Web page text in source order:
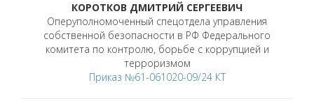
КОРОТКОВ ДМИТРИЙ СЕРГЕЕВИЧ
Оперуполномоченный спецотдела управления
собственной безопасности в РФ Федерального
комитета по контролю, борьбе с коррупцией и
терроризмом
Приказ №61-061020-09/24 КТ